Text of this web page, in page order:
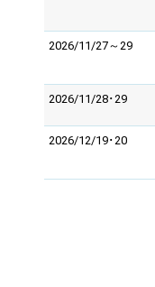
2026/11/27～29
2026/11/28･29
2026/12/19･20